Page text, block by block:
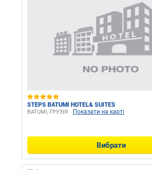
STEPS BATUMI HOTEL& SUITES
BATUMI, ГРУЗІЯ Показати на карті
Вибрати